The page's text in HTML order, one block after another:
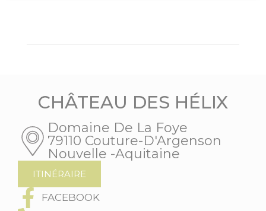
CHÂTEAU DES HÉLIX
Domaine De La Foye
79110 Couture-D'Argenson
Nouvelle -Aquitaine
ITINÉRAIRE
FACEBOOK